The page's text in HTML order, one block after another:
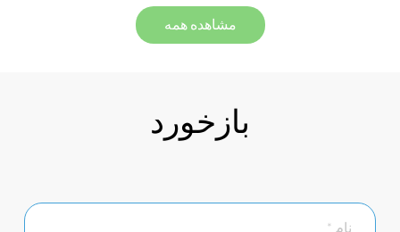
مشاهده همه
بازخورد